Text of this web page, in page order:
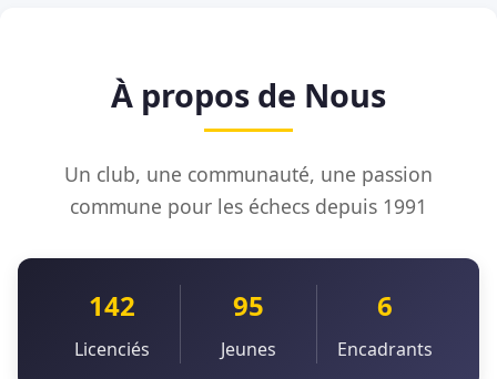
À propos de Nous
Un club, une communauté, une passion
commune pour les échecs depuis 1991
142
Licenciés
95
Jeunes
6
Encadrants